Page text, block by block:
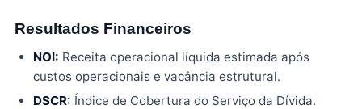
Resultados Financeiros
NOI: Receita operacional líquida estimada após
custos operacionais e vacância estrutural.
DSCR: Índice de Cobertura do Serviço da Dívida.